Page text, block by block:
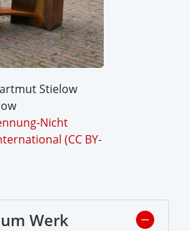
Stielow
Nicht
(CC BY-
Werk